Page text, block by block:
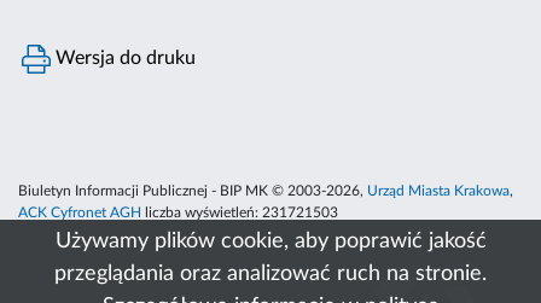
Używamy plików cookie, aby poprawić jakość
przeglądania oraz analizować ruch na stronie.
Wersja do druku
Biuletyn Informacji Publicznej - BIP MK © 2003-2026, Urząd Miasta Krakowa,
ACK Cyfronet AGH
liczba wyświetleń: 231721503